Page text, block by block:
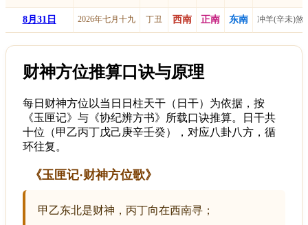
8月31日 2026年七月十九 丁丑 西南 正南 东南 冲羊(辛未)煞
财神方位推算口诀与原理
每日财神方位以当日日柱天干（日干）为依据，按
《玉匣记》与《协纪辨方书》所载口诀推算。日干共
十位（甲乙丙丁戊己庚辛壬癸），对应八卦八方，循
环往复。
《玉匣记·财神方位歌》
甲乙东北是财神，丙丁向在西南寻；